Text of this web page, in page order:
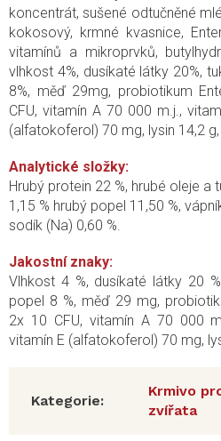
koncentrát, sušené odtučněné
kokosový, krmné kvasnice,
vitamínů a mikroprvků,
vlhkost 4%, dusíkaté látky 20%,
8%, měď 29mg, probiotikum
CFU, vitamín A 70 000 m.j.,
(alfatokoferol) 70 mg, lysin 14,2
Analytické složky:
Hrubý protein 22 %, hrubé oleje a
1,15 % hrubý popel 11,50 %,
sodík (Na) 0,60 %.
Jakostní znaky:
Vlhkost 4 %, dusíkaté látky 20
popel 8 %, měď 29 mg,
2x 10 CFU, vitamín A 70 000
vitamín E (alfatokoferol) 70 mg,
Kategorie:
Krmivo
zvířata